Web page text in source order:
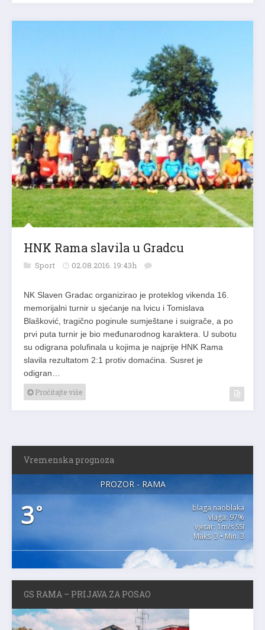
HNK Rama slavila u Gradcu
Sport 02.08.2016. 19:43h
NK Slaven Gradac organizirao je proteklog vikenda 16.
memorijalni turnir u sjećanje na Ivicu i Tomislava
Blašković, tragično poginule sumještane i suigrače, a po
prvi puta turnir je bio međunarodnog karaktera. U subotu
su odigrana polufinala u kojima je najprije HNK Rama
slavila rezultatom 2:1 protiv domaćina. Susret je
odigran…
Pročitajte više
Vremenska prognoza
PROZOR - RAMA
3°
blaga naoblaka
vlaga: 97%
vjetar: 1m/s SSI
Maks. 3 • Min. 3
GS RAMA – PRIJAVA ZA POSAO